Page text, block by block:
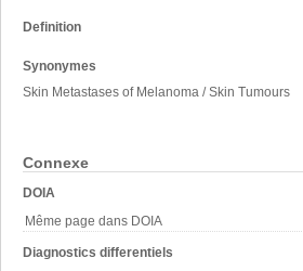
Connexe
DOIA
Même page dans DOIA
Diagnostics differentiels
Definition
Synonymes
Skin Metastases of Melanoma / Skin Tumours